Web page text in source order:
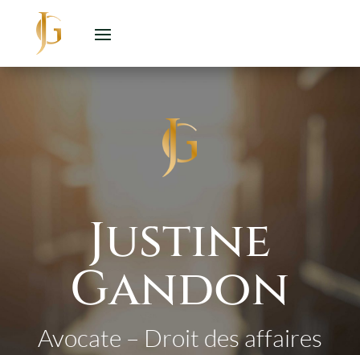
Justine
Gandon
Avocate – Droit des affaires